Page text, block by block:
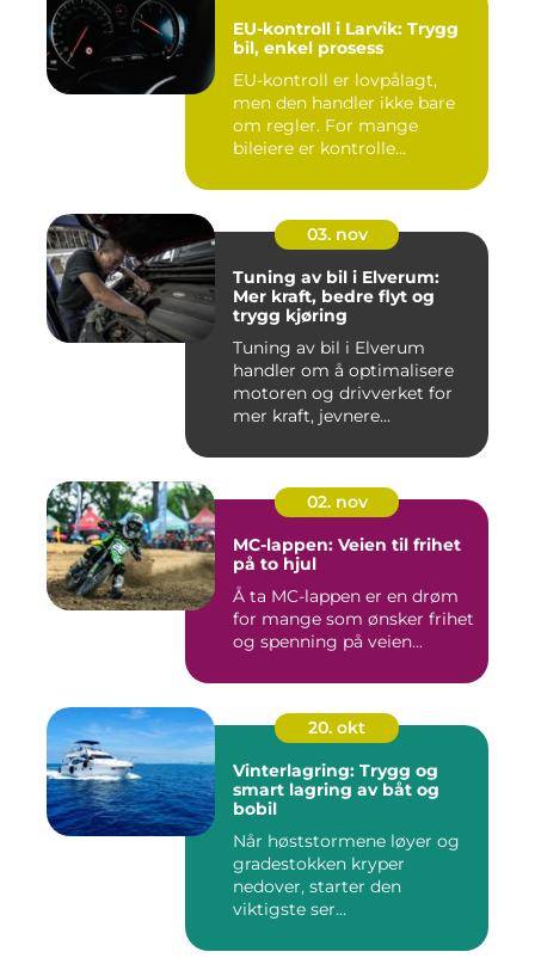
EU-kontroll i Larvik: Trygg
bil, enkel prosess
EU-kontroll er lovpålagt,
men den handler ikke bare
om regler. For mange
bileiere er kontrolle...
03. nov
Tuning av bil i Elverum:
Mer kraft, bedre flyt og
trygg kjøring
Tuning av bil i Elverum
handler om å optimalisere
motoren og drivverket for
mer kraft, jevnere...
02. nov
MC-lappen: Veien til frihet
på to hjul
Å ta MC-lappen er en drøm
for mange som ønsker frihet
og spenning på veien...
20. okt
Vinterlagring: Trygg og
smart lagring av båt og
bobil
Når høststormene løyer og
gradestokken kryper
nedover, starter den
viktigste ser...